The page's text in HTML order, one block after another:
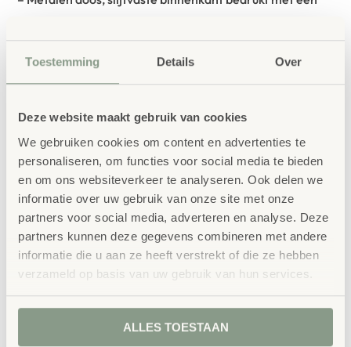
Toestemming Details Over
Deze website maakt gebruik van cookies
We gebruiken cookies om content en advertenties te
personaliseren, om functies voor social media te bieden
en om ons websiteverkeer te analyseren. Ook delen we
informatie over uw gebruik van onze site met onze
partners voor social media, adverteren en analyse. Deze
partners kunnen deze gegevens combineren met andere
informatie die u aan ze heeft verstrekt of die ze hebben
verzameld op basis van uw gebruik van hun services.
ALLES TOESTAAN
cijfers 1 – 100.
keerplaten
– 20 rood/blauwe keerringen
Vertrouwdbestellen bij School
Concept
School Concept is de specialist in
onderwijsmeubilair. Wij geloven dat een
leeromgeving inspireert wanneer deze
aansluit bij de behoeften van kinderen én